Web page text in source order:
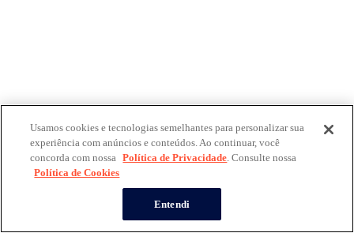
Usamos cookies e tecnologias semelhantes para personalizar sua
experiência com anúncios e conteúdos. Ao continuar, você
concorda com nossa Política de Privacidade. Consulte nossa
Política de Cookies
Entendi